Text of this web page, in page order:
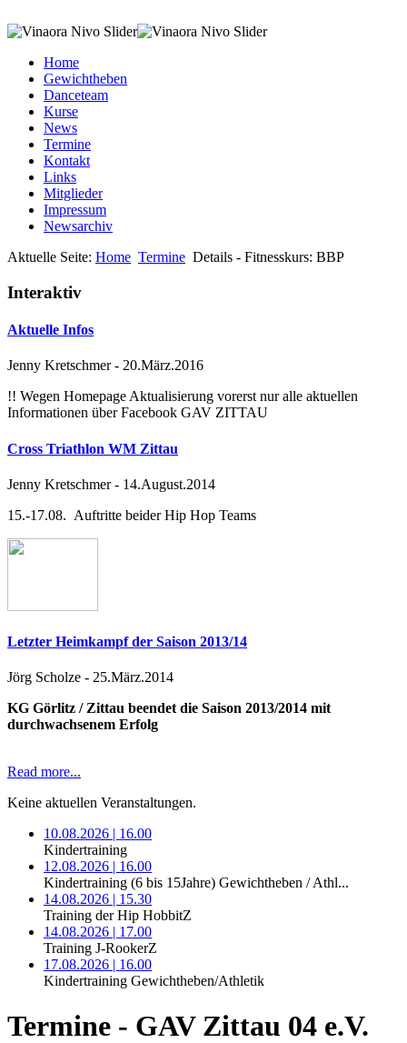
Home
Gewichtheben
Danceteam
Kurse
News
Termine
Kontakt
Links
Mitglieder
Impressum
Newsarchiv
Aktuelle Seite: Home Termine Details - Fitnesskurs: BBP
Interaktiv
Aktuelle Infos
Jenny Kretschmer- 20.März.2016
!! Wegen Homepage Aktualisierung vorerst nur alle aktuellen
Informationen über Facebook GAV ZITTAU
Cross Triathlon WM Zittau
Jenny Kretschmer- 14.August.2014
15.-17.08. Auftritte beider Hip Hop Teams
Letzter Heimkampf der Saison 2013/14
Jörg Scholze - 25.März.2014
KG Görlitz / Zittau beendet die Saison 2013/2014 mit
durchwachsenem Erfolg
Read more...
Keine aktuellen Veranstaltungen.
10.08.2026 | 16.00
Kindertraining
12.08.2026 | 16.00
Kindertraining (6 bis 15Jahre) Gewichtheben / Athl...
14.08.2026 | 15.30
Training der Hip HobbitZ
14.08.2026 | 17.00
Training J-RookerZ
17.08.2026 | 16.00
Kindertraining Gewichtheben/Athletik
Termine - GAV Zittau 04 e.V.